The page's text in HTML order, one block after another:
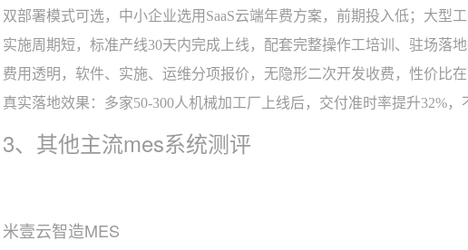
双部署模式可选，中小企业选用SaaS云端年费方案，前期投入低；大型
实施周期短，标准产线30天内完成上线，配套完整操作工培训、驻场落
费用透明，软件、实施、运维分项报价，无隐形二次开发收费，性价比在
真实落地效果：多家50-300人机械加工厂上线后，交付准时率提升32%，
3、其他主流mes系统测评
米壹云智造MES